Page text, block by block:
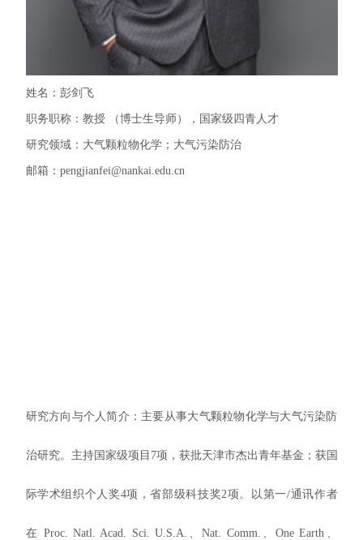
姓名：彭剑飞
职务职称：教授 （博士生导师）， 国家级四青人才
研究领域： 大气颗粒物化学；大气污染防治
邮箱： pengjianfei@nankai.edu.cn
研究方向与个人简介：主要从事大气颗粒物化学与大气污染防
治研究。主持国家级项目 7项，获批天津市杰出青年基金；获国
际学术组织个人奖4项，省部级科技奖2项。以第一/通讯作者
在 Proc. Natl. Acad. Sci. U.S.A. 、Nat. Comm. 、One Earth